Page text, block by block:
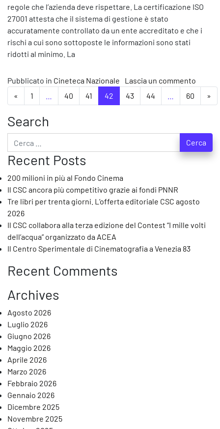
regole che l’azienda deve rispettare. La certificazione ISO
27001 attesta che il sistema di gestione è stato
accuratamente controllato da un ente accreditato e che i
rischi a cui sono sottoposte le informazioni sono stati
ridotti al minimo. La
Pubblicato in Cineteca Nazionale Lascia un commento
Navigazione degli articoli
« 1 40 41 42 43 44 60 »
Search
Ricerca per:
Recent Posts
200 milioni in più al Fondo Cinema
Il CSC ancora più competitivo grazie ai fondi PNNR
Tre libri per trenta giorni. L’offerta editoriale CSC agosto
2026
Il CSC collabora alla terza edizione del Contest “I mille volti
dell’acqua” organizzato da ACEA
Il Centro Sperimentale di Cinematografia a Venezia 83
Recent Comments
Archives
Agosto 2026
Luglio 2026
Giugno 2026
Maggio 2026
Aprile 2026
Marzo 2026
Febbraio 2026
Gennaio 2026
Dicembre 2025
Novembre 2025